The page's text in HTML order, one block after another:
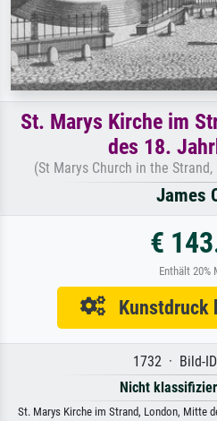
St. Marys Kirche im
des 18.
(St Marys Church in the
James
€
Enthält 20%
Kunstdruck
1732 · Bild-
Nicht
St. Marys Kirche im Strand, London, Mitte